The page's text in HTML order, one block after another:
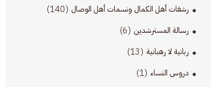
رشفات أهل الكمال ونسمات أهل الوصال (140)
رسالة المسترشدين (6)
ربانية لا رهبانية (13)
دروس النساء (1)